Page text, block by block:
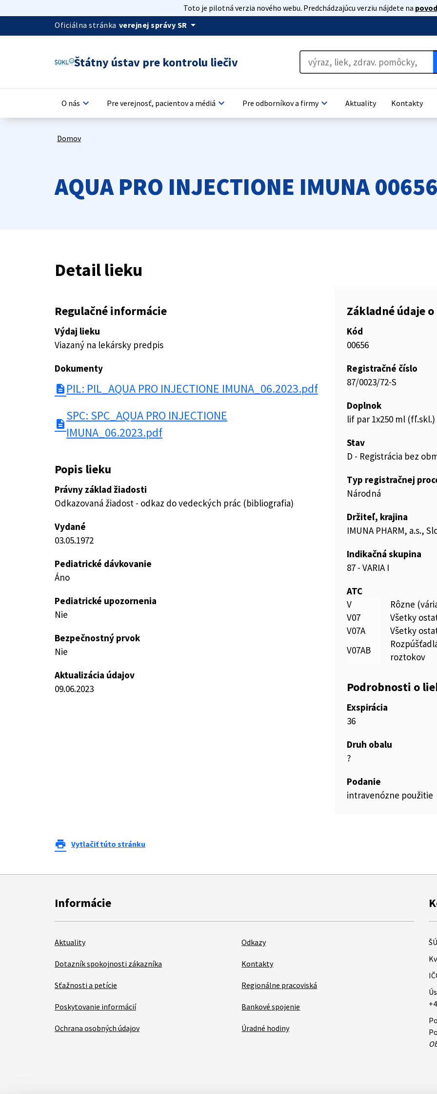
Toto je pilotná verzia nového webu. Predchádzajúcu verziu nájdete na
Oficiálna stránka verejnej správy SR arrow_drop_down
Štátny ústav pre kontrolu liečiv
O nás keyboard_arrow_down Pre verejnosť, pacientov a médiá keyboard_arrow_down Pre odborníkov a firmykeyboard_arrow_down Aktuality Kontakty
Domov
AQUA PRO INJECTIONE IMUNA
Detail lieku
Regulačné informácie
Výdaj lieku
Viazaný na lekársky predpis
Dokumenty
description PIL: PIL_AQUA PRO INJECTIONE IMUNA_06.2023.pdf
description
SPC: SPC_AQUA PRO INJECTIONE
IMUNA_06.2023.pdf
Popis lieku
Právny základ žiadosti
Odkazovaná žiadost - odkaz do vedeckých prác (bibliografia)
Vydané
03.05.1972
Pediatrické dávkovanie
Áno
Pediatrické upozornenia
Nie
Bezpečnostný prvok
Nie
Aktualizácia údajov
09.06.2023
Základné údaje
Kód
00656
Registračné číslo
87/0023/72-S
Doplnok
lif par 1x250 ml (fľ.skl.)
Stav
D - Registrácia bez
Typ registračnej
Národná
Držiteľ, krajina
IMUNA PHARM, a.s.,
Indikačná skupina
87 - VARIA I
ATC
V
Rôzne
V07
Všetky
V07A
Všetky
V07AB
roztokov
Podrobnosti o
Exspirácia
36
Druh obalu
?
Podanie
intravenózne použitie
print Vytlačiť túto stránku
Informácie
Aktuality
Dotazník spokojnosti zákazníka
Sťažnosti a petície
Poskytovanie informácií
Ochrana osobných údajov
Odkazy
Kontakty
Regionálne pracoviská
Bankové spojenie
Úradné hodiny